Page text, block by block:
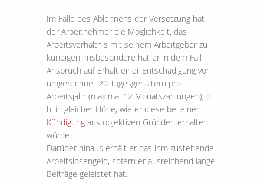
Im Falle des Ablehnens der Versetzung hat
der Arbeitnehmer die Möglichkeit, das
Arbeitsverhältnis mit seinem Arbeitgeber zu
kündigen. Insbesondere hat er in dem Fall
Anspruch auf Erhalt einer Entschädigung von
umgerechnet 20 Tagesgehältern pro
Arbeitsjahr (maximal 12 Monatszahlungen), d.
h. in gleicher Höhe, wie er diese bei einer
Kündigung aus objektiven Gründen erhalten
würde.
Darüber hinaus erhält er das ihm zustehende
Arbeitslosengeld, sofern er ausreichend lange
Beiträge geleistet hat.